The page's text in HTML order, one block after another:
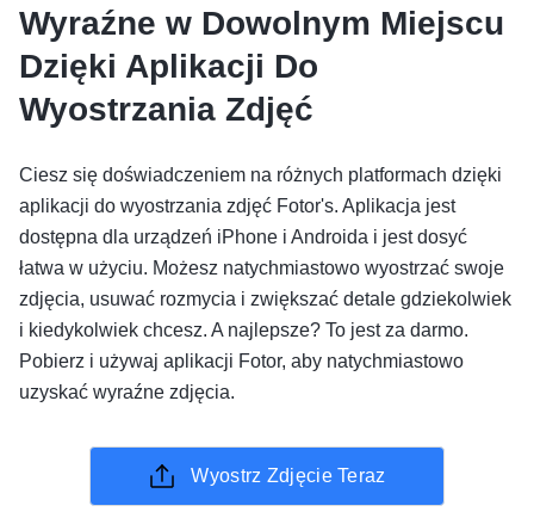
Wyraźne w Dowolnym Miejscu
Dzięki Aplikacji Do
Wyostrzania Zdjęć
Ciesz się doświadczeniem na różnych platformach dzięki
aplikacji do wyostrzania zdjęć Fotor's. Aplikacja jest
dostępna dla urządzeń iPhone i Androida i jest dosyć
łatwa w użyciu. Możesz natychmiastowo wyostrzać swoje
zdjęcia, usuwać rozmycia i zwiększać detale gdziekolwiek
i kiedykolwiek chcesz. A najlepsze? To jest za darmo.
Pobierz i używaj aplikacji Fotor, aby natychmiastowo
uzyskać wyraźne zdjęcia.
Wyostrz Zdjęcie Teraz